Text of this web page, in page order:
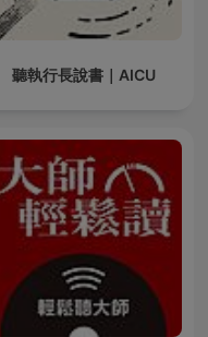
聽執行長說書｜AICU